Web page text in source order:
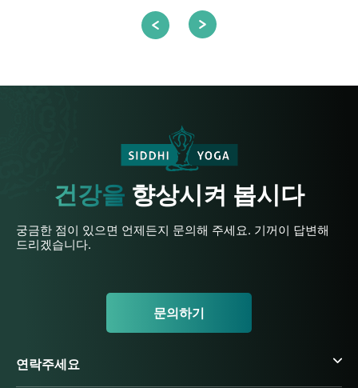
건강을 향상시켜 봅시다
궁금한 점이 있으면 언제든지 문의해 주세요. 기꺼이 답변해
드리겠습니다.
문의하기
연락주세요